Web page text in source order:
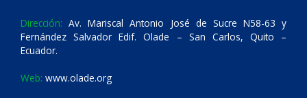
Dirección: Av. Mariscal Antonio José de Sucre N58-63 y
Fernández Salvador Edif. Olade – San Carlos, Quito –
Ecuador.
Web: www.olade.org